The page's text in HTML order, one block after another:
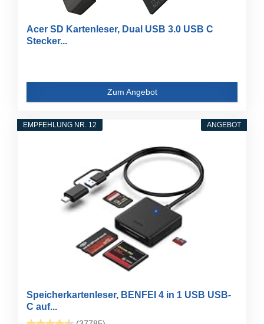
Acer SD Kartenleser, Dual USB 3.0 USB C
Stecker...
Zum Angebot
ANGEBOT
EMPFEHLUNG NR. 12
Speicherkartenleser, BENFEI 4 in 1 USB USB-
C auf...